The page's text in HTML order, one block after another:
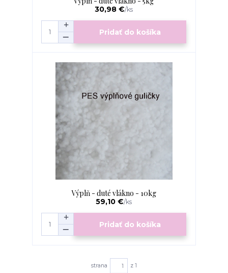
30,98 €/ks
Pridať do košíka
Výplň - duté vlákno - 10kg
59,10 €/ks
Pridať do košíka
strana z 1